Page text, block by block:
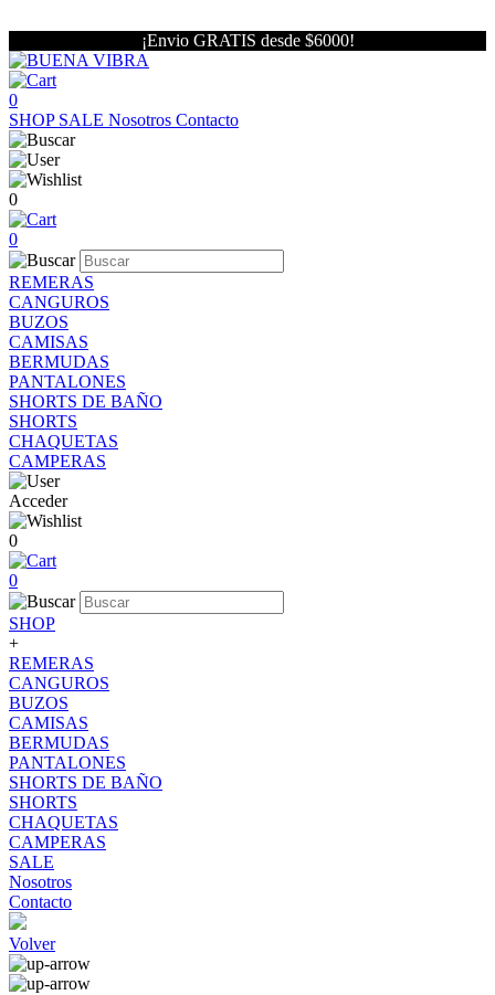
¡Envio GRATIS desde $6000!
0
SHOP SALE Nosotros Contacto
0
0
REMERAS
CANGUROS
BUZOS
CAMISAS
BERMUDAS
PANTALONES
SHORTS DE BAÑO
SHORTS
CHAQUETAS
CAMPERAS
Acceder
0
0
SHOP
+
REMERAS
CANGUROS
BUZOS
CAMISAS
BERMUDAS
PANTALONES
SHORTS DE BAÑO
SHORTS
CHAQUETAS
CAMPERAS
SALE
Nosotros
Contacto
Volver